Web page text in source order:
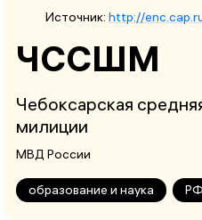
Источник: http://
ЧССШМ
Чебоксарская
милиции
МВД России
образование и наука РФ